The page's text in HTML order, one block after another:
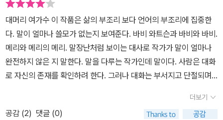
두드러지는데 마치 뱀꼬리를 물고 도는 뱀을 연상시킨다. <대머리 여
가수>의 경우 등장인물 6명은 한 공간에 있으면서도 단절된 인물들
이다. 이들의 단절은- 다른 상황의 정보가 전혀 주어져 있지 않은 상
황이므로 -언어가 가진 본질적인 한계때문이다. 마틴부부의 대화는
마치 코미디의 한 장면을 보는 듯 하다. 이들은 서로의 공통점을 하나
씩 찾아나가며 서로의 존재를 확인한다.그들이 수많은 다른 기억을
상의 대화란 것이 무의미한 음절의 남발이고 고작해야 하나마나한 이
야기들의 병렬연결임을 작가는 말한다. 생각해보면 우리가 타인과의
상황속에서 이루어지는 대화인지도 알 수가 없다. 자신의 뜻대로 자
신의 입장에서만 이야기하고 들으려고 하지 않는다. 말에 대한 힘과
책임은 점점 약해지고 있다. 정치가들의 선거공략은 당연히 지켜지지
않고, 세대 간의 불통으로 인한 갈등, 경청하지 않는 분위기, 자신의
말만 듣기를 바라는 기성세대와 자신들의 입장을 이야기하지 않고 포
어지고 말았다. 우리는 무엇을 말하고 듣고 있는가? 언어로 이루어진
우리의 문화 속에서 부조리를 조리로 바꾸고 진짜 소통할 수 있는 길
낮설었다. 원래도 희곡 장르를 좋아하지 않아 읽기를 꺼리는데 이 작
품에서 내가 무엇을 어떻게 봐야하는것인지 마냥 헤매이던 시간들이
었고 수월치 않은 희곡을 소화하려 애쓰는 시간이기도 했다. 말 말 말
~ 의미없이 이어지는 대화, 툭 끊기는 대화, 등장인물의 마음을 짐작
할 수 없어 안개 속을 거닐듯 글자만 읽은듯하다. 외젠 이오네스코의
<대머리 여가수>는 총 3편의 희곡이 실려있다. 작가의 첫 번째 희곡
인 동시에 여기저기서 총알이 난무한 전쟁터를 보듯 등장인물 모두가
서로 다른 대화를 이어간다. 이 책의 제목은 어디에서 기인한것일까?
대머리 여가수 이 작품은 삶의 부조리 보다 언어의 부조리에 집중한
다. 말이 얼마나 쓸모가 없는지 보여준다. 바비 와트슨과 바비와 바비.
메리와 메리의 메리. 말장난처럼 보이는 대사로 작가가 말이 얼마나
완전하지 않은 지 말한다. 말을 다루는 작가인데 말이다. 사람은 대화
로 자신의 존재를 확인하려 한다. 그러나 대화는 부서지고 단절되며
이런 완전하지 못한 수단으로 소통하는 인간도 부조리하다. 작품은
‘영국적인 삶’의 모습을 강조한다. 신사적이고 올바를 것만 같은 그 삶
더보기
공감 (2) 댓글 (0)